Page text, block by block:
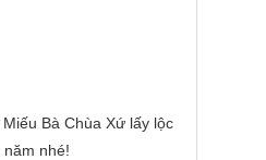
Bà Chùa Xứ lấy lộc
năm nhé!